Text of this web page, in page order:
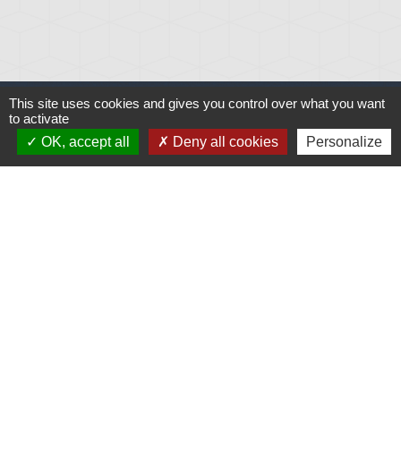
Liens
This site uses cookies and gives you control over what you want
to activate
OK, accept all
Deny all cookies Personalize